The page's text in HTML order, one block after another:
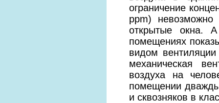
ограничение
ppm) невозможно
открытые окна.
помещениях
видом
механическая
воздуха на
помещении дважды
и сквозняков в